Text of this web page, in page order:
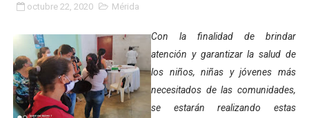
INN-Mérida celebró el Lacto grado para promover el
Impulsan plan estratégico de seguridad ciudadana
Mérida impulsa desarrollo económico con taller de
Fomficc consolida alianzas e impulsa la economía
octubre 22, 2020 Mérida
Con la finalidad de brindar
atención y garantizar la salud de
los niños, niñas y jóvenes más
necesitados de las comunidades,
se estarán realizando estas